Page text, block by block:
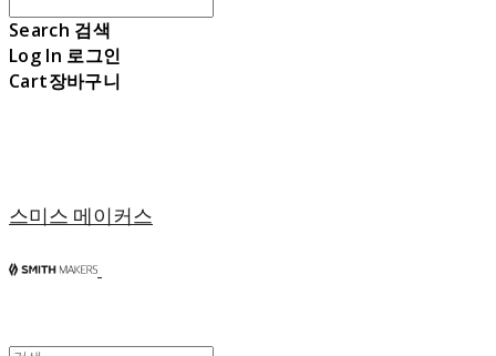
Search 검색
Log In 로그인
Cart장바구니
스미스 메이커스